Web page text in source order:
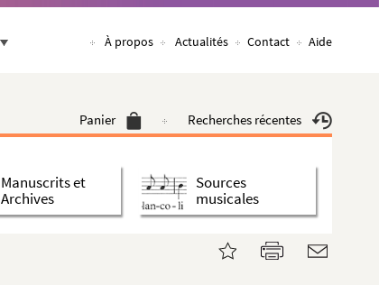
À propos Actualités Contact Aide
Panier Recherches récentes
Manuscrits et
Archives
Sources
musicales